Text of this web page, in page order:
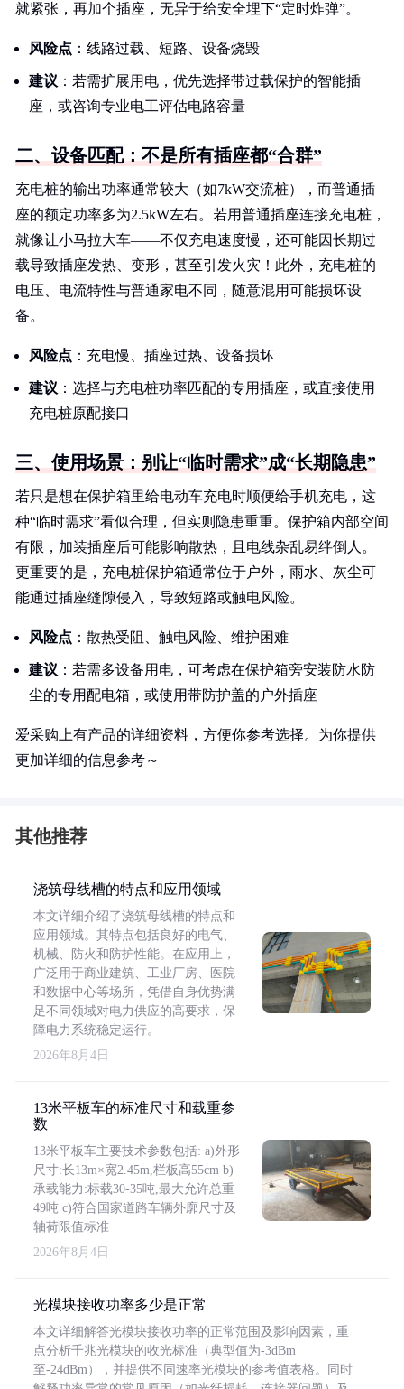
就紧张，再加个插座，无异于给安全埋下“定时炸弹”。
风险点 ：线路过载、短路、设备烧毁
建议 ：若需扩展用电，优先选择带过载保护的智能插
座，或咨询专业电工评估电路容量
二、设备匹配：不是所有插座都“合群”
充电桩的输出功率通常较大（如7kW交流桩），而普通插
座的额定功率多为2.5kW左右。若用普通插座连接充电桩，
就像让小马拉大车——不仅充电速度慢，还可能因长期过
载导致插座发热、变形，甚至引发火灾！此外，充电桩的
电压、电流特性与普通家电不同，随意混用可能损坏设
备。
风险点 ：充电慢、插座过热、设备损坏
建议 ：选择与充电桩功率匹配的专用插座，或直接使用
充电桩原配接口
三、使用场景：别让“临时需求”成“长期隐患”
若只是想在保护箱里给电动车充电时顺便给手机充电，这
种“临时需求”看似合理，但实则隐患重重。保护箱内部空间
有限，加装插座后可能影响散热，且电线杂乱易绊倒人。
更重要的是，充电桩保护箱通常位于户外，雨水、灰尘可
能通过插座缝隙侵入，导致短路或触电风险。
风险点 ：散热受阻、触电风险、维护困难
建议 ：若需多设备用电，可考虑在保护箱旁安装防水防
尘的专用配电箱，或使用带防护盖的户外插座
爱采购上有产品的详细资料，方便你参考选择。为你提供
更加详细的信息参考～
其他推荐
浇筑母线槽的特点和应用领域
本文详细介绍了浇筑母线槽的特点和
应用领域。其特点包括良好的电气、
机械、防火和防护性能。在应用上，
广泛用于商业建筑、工业厂房、医院
和数据中心等场所，凭借自身优势满
足不同领域对电力供应的高要求，保
障电力系统稳定运行。
2026年8月4日
13米平板车的标准尺寸和载重参
数
13米平板车主要技术参数包括: a)外形
尺寸:长13m×宽2.45m,栏板高55cm b)
承载能力:标载30-35吨,最大允许总重
49吨 c)符合国家道路车辆外廓尺寸及
轴荷限值标准
2026年8月4日
光模块接收功率多少是正常
本文详细解答光模块接收功率的正常范围及影响因素，重
点分析千兆光模块的收光标准（典型值为-3dBm
至-24dBm），并提供不同速率光模块的参考值表格。同时